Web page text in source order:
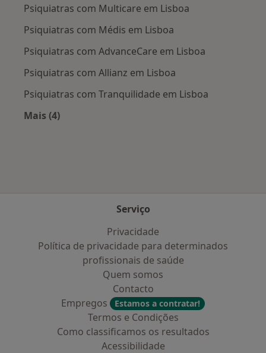
Psiquiatras com Multicare em Lisboa
Psiquiatras com Médis em Lisboa
Psiquiatras com AdvanceCare em Lisboa
Psiquiatras com Allianz em Lisboa
Psiquiatras com Tranquilidade em Lisboa
Mais (4)
Serviço
Privacidade
Política de privacidade para determinados
profissionais de saúde
Quem somos
Contacto
Empregos
Estamos a contratar!
Termos e Condições
Como classificamos os resultados
Acessibilidade